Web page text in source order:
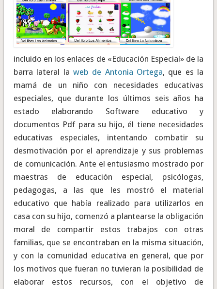
incluido en los enlaces de «Educación Especial» de la
barra lateral la web de Antonia Ortega, que es la
mamá de un niño con necesidades educativas
especiales, que durante los últimos seis años ha
estado elaborando Software educativo y
documentos Pdf para su hijo, él tiene necesidades
educativas especiales, intentando combatir su
desmotivación por el aprendizaje y sus problemas
de comunicación. Ante el entusiasmo mostrado por
maestras de educación especial, psicólogas,
pedagogas, a las que les mostró el material
educativo que había realizado para utilizarlos en
casa con su hijo, comenzó a plantearse la obligación
moral de compartir estos trabajos con otras
familias, que se encontraban en la misma situación,
y con la comunidad educativa en general, que por
los motivos que fueran no tuvieran la posibilidad de
elaborar estos recursos, con el objetivo de